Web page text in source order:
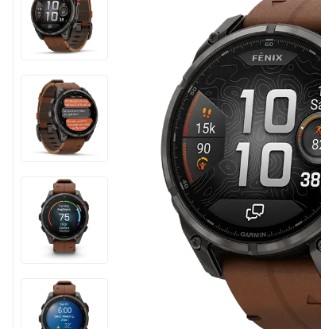
Maurice Lacroix
Baltic
Bruvik
Certina
Garmin
Hamilton
Roamer